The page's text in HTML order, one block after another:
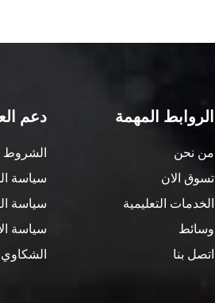
الروابط المهمة
من نحن
تسوق الان
الخدمات التعليمية
وسائط
اتصل بنا
دعم
الشروط
سياسة
سياسة
سياسة
الشكاوي